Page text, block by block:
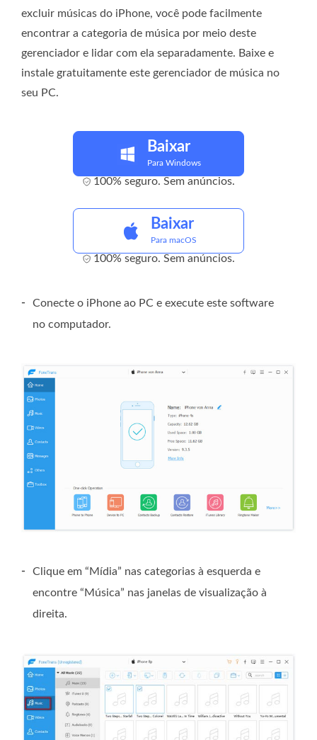
excluir músicas do iPhone, você pode facilmente
encontrar a categoria de música por meio deste
gerenciador e lidar com ela separadamente. Baixe e
instale gratuitamente este gerenciador de música no
seu PC.
Baixar
Para Windows
100% seguro. Sem anúncios.
Baixar
Para macOS
100% seguro. Sem anúncios.
-
Conecte o iPhone ao PC e execute este software
no computador.
-
Clique em “Mídia” nas categorias à esquerda e
encontre “Música” nas janelas de visualização à
direita.